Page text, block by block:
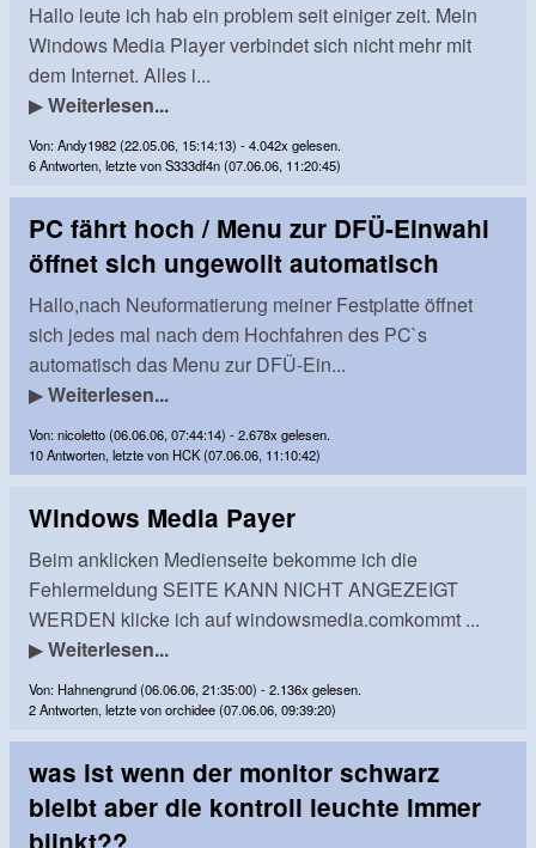
Hallo leute ich hab ein problem seit einiger zeit. Mein
Windows Media Player verbindet sich nicht mehr mit
dem Internet. Alles i...
▶Weiterlesen...
Von: Andy1982 (22.05.06, 15:14:13) - 4.042x gelesen.
6 Antworten, letzte von S333df4n (07.06.06, 11:20:45)
PC fährt hoch / Menu zur DFÜ-Einwahl
öffnet sich ungewollt automatisch
Hallo,nach Neuformatierung meiner Festplatte öffnet
sich jedes mal nach dem Hochfahren des PC`s
automatisch das Menu zur DFÜ-Ein...
▶Weiterlesen...
Von: nicoletto (06.06.06, 07:44:14) - 2.678x gelesen.
10 Antworten, letzte von HCK (07.06.06, 11:10:42)
Windows Media Payer
Beim anklicken Medienseite bekomme ich die
Fehlermeldung SEITE KANN NICHT ANGEZEIGT
WERDEN klicke ich auf windowsmedia.comkommt ...
▶Weiterlesen...
Von: Hahnengrund (06.06.06, 21:35:00) - 2.136x gelesen.
2 Antworten, letzte von orchidee (07.06.06, 09:39:20)
was ist wenn der monitor schwarz
bleibt aber die kontroll leuchte immer